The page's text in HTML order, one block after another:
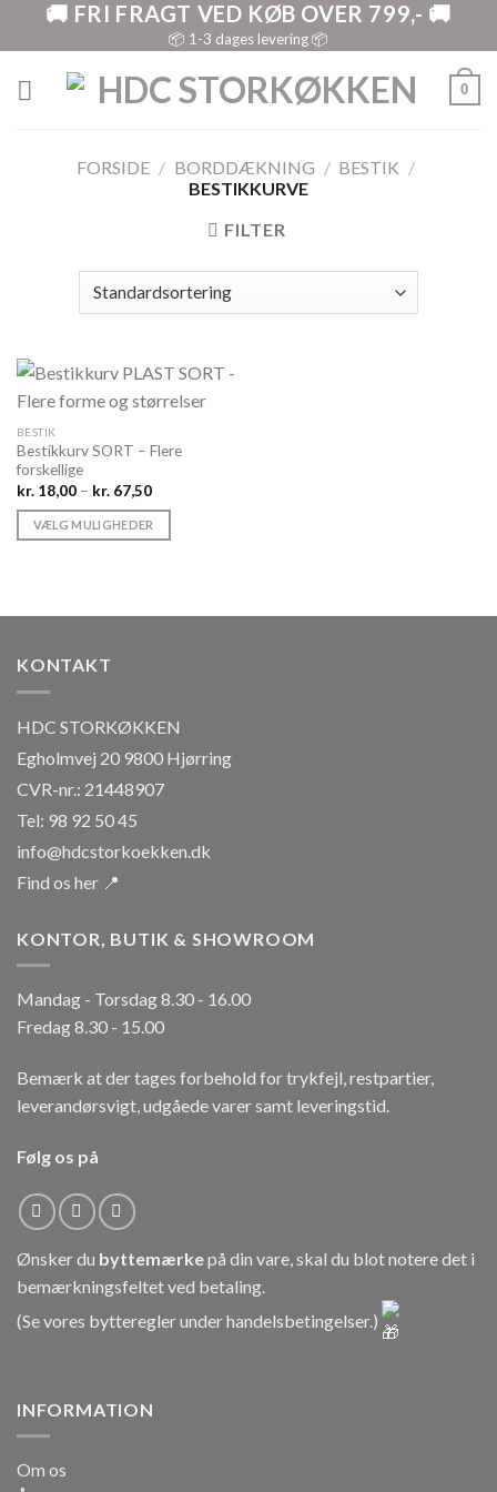
🚚 FRI FRAGT VED KØB OVER 799,- 🚚
📦 1-3 dages levering 📦
0
FORSIDE / BORDDÆKNING / BESTIK /
BESTIKKURVE
FILTER
BESTIK
Bestikkurv SORT – Flere
forskellige
kr.18,00 – kr.67,50Prisinterval:
til
kr. 67,50
VÆLG MULIGHEDER
flere
Mulighederne
kan
på
varesiden
KONTAKT
HDC STORKØKKEN
Egholmvej 20 9800 Hjørring
CVR-nr.: 21448907
Tel: 98 92 50 45
info@hdcstorkoekken.dk
Find os her 📍
KONTOR, BUTIK & SHOWROOM
Mandag - Torsdag 8.30 - 16.00
Fredag 8.30 - 15.00
Bemærk at der tages forbehold for trykfejl, restpartier,
leverandørsvigt, udgåede varer samt leveringstid.
Følg os på
Ønsker du byttemærkepå din vare, skal du blot notere det i
bemærkningsfeltet ved betaling.
(Se vores bytteregler underhandelsbetingelser.)
INFORMATION
Om os